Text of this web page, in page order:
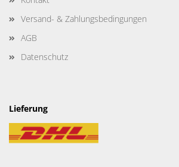
Versand- & Zahlungsbedingungen
AGB
Datenschutz
Lieferung